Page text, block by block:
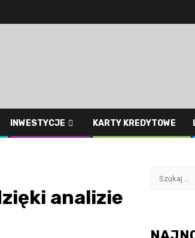
INWESTYCJE KARTY KREDYTOWE
analizie